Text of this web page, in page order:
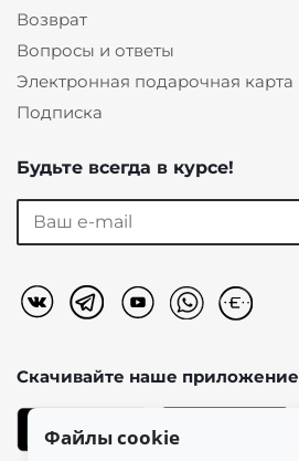
Возврат
Вопросы и ответы
Электронная подарочная карта
Подписка
Будьте всегда в курсе!
Скачивайте наше приложение
Файлы cookie